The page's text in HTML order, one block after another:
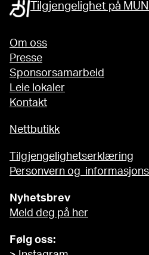
Tilgjengelighet på
Om oss
Presse
Sponsorsamarbeid
Leie lokaler
Kontakt
Nettbutikk
Tilgjengelighetserklæring
Personvern og
Nyhetsbrev
Meld deg på her
Følg oss: